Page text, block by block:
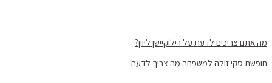
מה אתם צריכים לדעת על רילוקיישן ליוון?
חופשת סקי זולה למשפחה מה צריך לדעת